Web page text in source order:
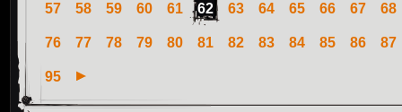
57 58 59 60 61 62 63 64 65 66 67 68
76 77 78 79 80 81 82 83 84 85 86 87
95